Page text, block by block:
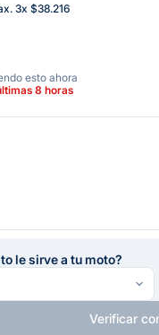
3x $38.216
esto ahora
8 horas
le sirve a tu moto?
Verificar